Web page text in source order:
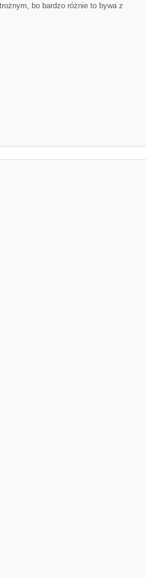
bo bardzo różnie to bywa z